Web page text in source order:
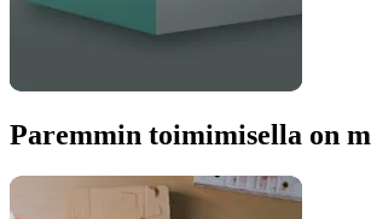
Paremmin toimimisella on